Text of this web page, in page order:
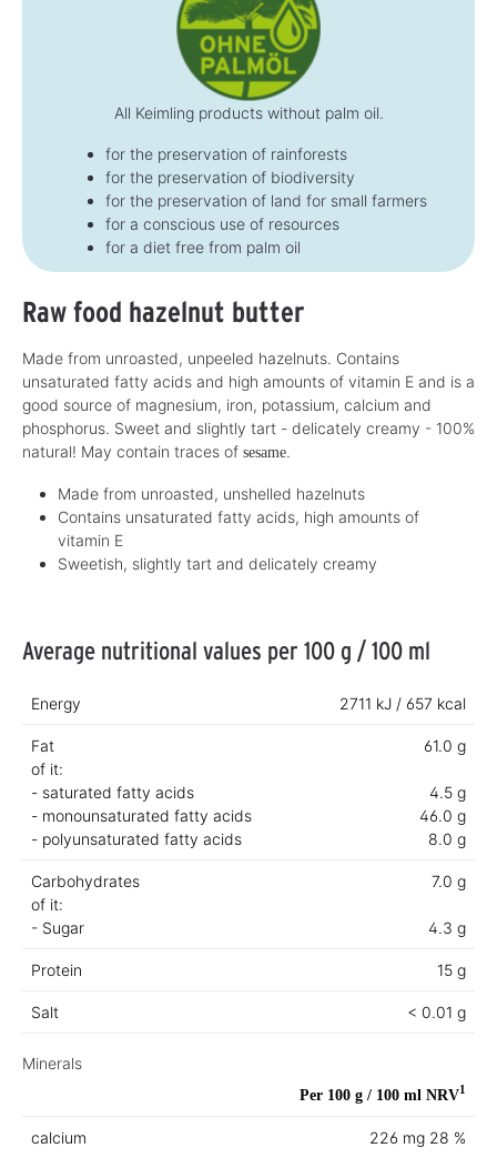
All Keimling products without palm oil.
for the preservation of rainforests
for the preservation of biodiversity
for the preservation of land for small farmers
for a conscious use of resources
for a diet free from palm oil
Raw food hazelnut butter
Made from unroasted, unpeeled hazelnuts. Contains
unsaturated fatty acids and high amounts of vitamin E and is a
good source of magnesium, iron, potassium, calcium and
phosphorus. Sweet and slightly tart - delicately creamy - 100%
natural! May contain traces of sesame.
Made from unroasted, unshelled hazelnuts
Contains unsaturated fatty acids, high amounts of
vitamin E
Sweetish, slightly tart and delicately creamy
Average nutritional values per 100 g / 100 ml
Energy 2711 kJ / 657 kcal
Fat
of it:
- saturated fatty acids
- monounsaturated fatty acids
- polyunsaturated fatty acids
61.0 g
4.5 g
46.0 g
8.0 g
Carbohydrates
of it:
- Sugar
7.0 g
4.3 g
Protein 15 g
Salt < 0.01 g
Minerals
Per 100 g / 100 ml NRV1
calcium 226 mg 28 %